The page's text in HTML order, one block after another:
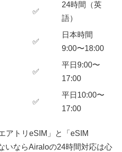
✅
24時間（英
語）
✅
日本時間
9:00〜18:00
✅
平日9:00〜
17:00
✅
平日10:00〜
17:00
アトリeSIM」と「eSIM
いならAiraloの24時間対応は心